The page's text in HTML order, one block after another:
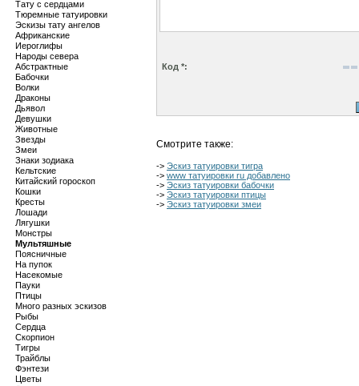
Тату с сердцами
Тюремные татуировки
Эскизы тату ангелов
Африканские
Иероглифы
Народы севера
Абстрактные
Бабочки
Волки
Драконы
Дьявол
Девушки
Животные
Звезды
Змеи
Знаки зодиака
Кельтские
Китайский гороскоп
Кошки
Кресты
Лошади
Лягушки
Монстры
Мультяшные
Поясничные
На пупок
Насекомые
Пауки
Птицы
Много разных эскизов
Рыбы
Сердца
Скорпион
Тигры
Трайблы
Фэнтези
Цветы
Код *:
Смотрите также:
-> Эскиз татуировки тигра
-> www татуировки ru добавлено
-> Эскиз татуировки бабочки
-> Эскиз татуировки птицы
-> Эскиз татуировки змеи